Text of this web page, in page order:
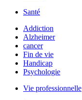
Santé
Addiction
Alzheimer
cancer
Fin de vie
Handicap
Psychologie
Vie professionnelle